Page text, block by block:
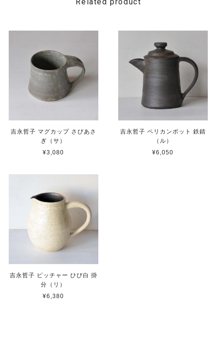
吉永哲子 マグカップ さびあさ
ぎ（サ）
¥3,080
吉永哲子 ペリカンポット 鉄錆
（ル）
¥6,050
吉永哲子 ピッチャー ひび白 掛
分（リ）
¥6,380